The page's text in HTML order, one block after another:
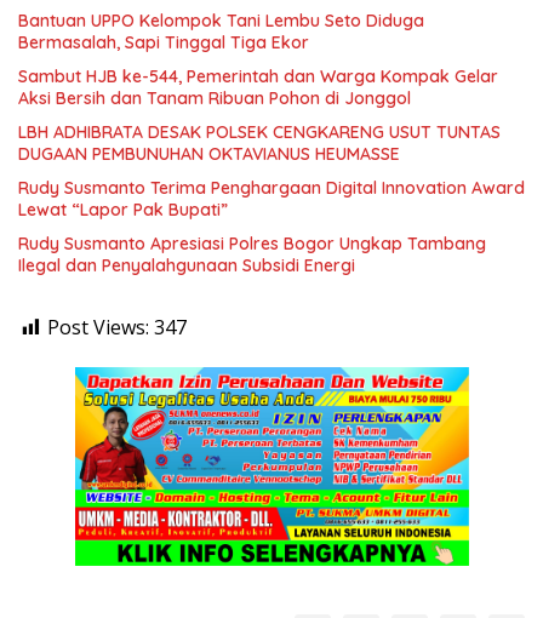
Bantuan UPPO Kelompok Tani Lembu Seto Diduga
Bermasalah, Sapi Tinggal Tiga Ekor
Sambut HJB ke-544, Pemerintah dan Warga Kompak Gelar
Aksi Bersih dan Tanam Ribuan Pohon di Jonggol
LBH ADHIBRATA DESAK POLSEK CENGKARENG USUT TUNTAS
DUGAAN PEMBUNUHAN OKTAVIANUS HEUMASSE
Rudy Susmanto Terima Penghargaan Digital Innovation Award
Lewat “Lapor Pak Bupati”
Rudy Susmanto Apresiasi Polres Bogor Ungkap Tambang
Ilegal dan Penyalahgunaan Subsidi Energi
Post Views: 347